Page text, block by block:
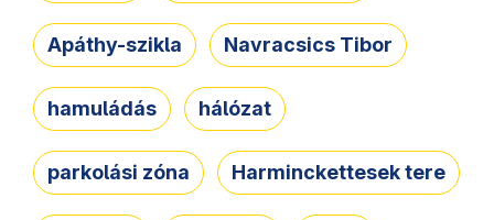
Apáthy-szikla Navracsics Tibor
hamuládás hálózat
parkolási zóna Harminckettesek tere